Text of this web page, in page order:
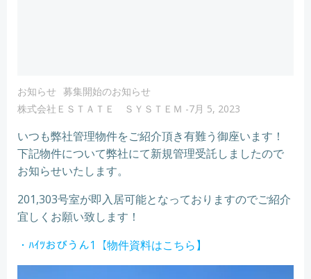
お知らせ 募集開始のお知らせ
株式会社ＥＳＴＡＴＥ ＳＹＳＴＥＭ -7月 5, 2023
いつも弊社管理物件をご紹介頂き有難う御座います！
下記物件について弊社にて新規管理受託しましたので
お知らせいたします。
201,303号室が即入居可能となっておりますのでご紹介
宜しくお願い致します！
・ﾊｲﾂおびうん1【物件資料はこちら】